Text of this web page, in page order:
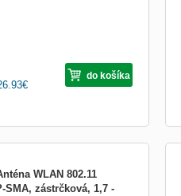
€
do košíka
WLAN 802.11
SMA, zástrčková, 1,7 -